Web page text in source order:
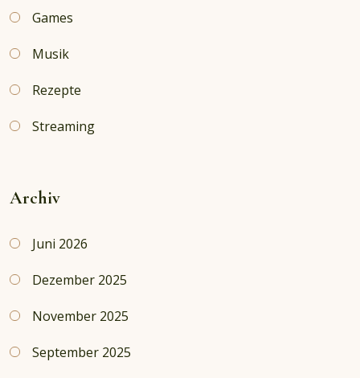
Games
Musik
Rezepte
Streaming
Archiv
Juni 2026
Dezember 2025
November 2025
September 2025